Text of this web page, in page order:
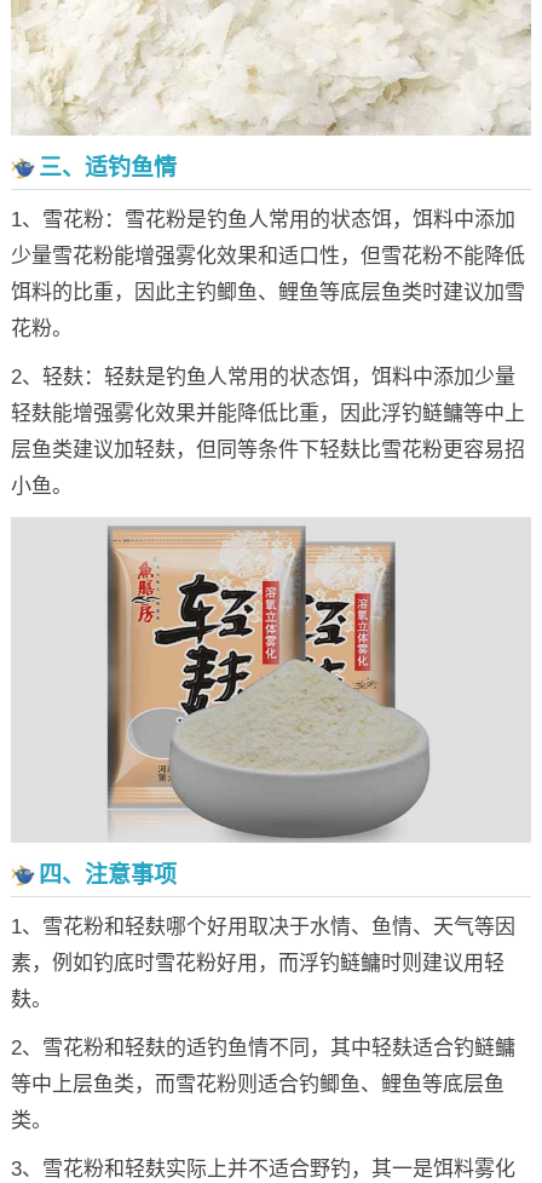
三、适钓鱼情
1、雪花粉：雪花粉是钓鱼人常用的状态饵，饵料中添加
少量雪花粉能增强雾化效果和适口性，但雪花粉不能降低
饵料的比重，因此主钓鲫鱼、鲤鱼等底层鱼类时建议加雪
花粉。
2、轻麸：轻麸是钓鱼人常用的状态饵，饵料中添加少量
轻麸能增强雾化效果并能降低比重，因此浮钓鲢鳙等中上
层鱼类建议加轻麸，但同等条件下轻麸比雪花粉更容易招
小鱼。
四、注意事项
1、雪花粉和轻麸哪个好用取决于水情、鱼情、天气等因
素，例如钓底时雪花粉好用，而浮钓鲢鳙时则建议用轻
麸。
2、雪花粉和轻麸的适钓鱼情不同，其中轻麸适合钓鲢鳙
等中上层鱼类，而雪花粉则适合钓鲫鱼、鲤鱼等底层鱼
类。
3、雪花粉和轻麸实际上并不适合野钓，其一是饵料雾化